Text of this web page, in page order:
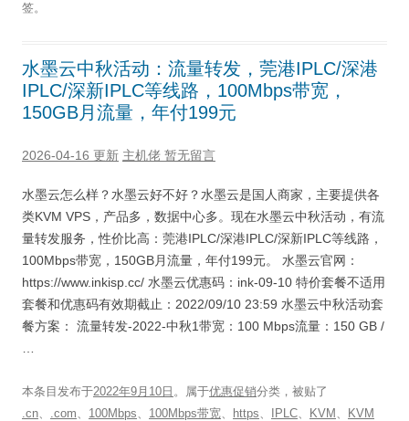
签。
水墨云中秋活动：流量转发，莞港IPLC/深港
IPLC/深新IPLC等线路，100Mbps带宽，
150GB月流量，年付199元
2026-04-16 更新 主机佬 暂无留言
水墨云怎么样？水墨云好不好？水墨云是国人商家，主要提供各
类KVM VPS，产品多，数据中心多。现在水墨云中秋活动，有流
量转发服务，性价比高：莞港IPLC/深港IPLC/深新IPLC等线路，
100Mbps带宽，150GB月流量，年付199元。 水墨云官网：
https://www.inkisp.cc/ 水墨云优惠码：ink-09-10 特价套餐不适用
套餐和优惠码有效期截止：2022/09/10 23:59 水墨云中秋活动套
餐方案： 流量转发-2022-中秋1带宽：100 Mbps流量：150 GB /
本条目发布于2022年9月10日 。属于优惠促销分类，被贴了
.cn、 .com、 100Mbps、 100Mbps带宽、 https、 IPLC、 KVM 、
KVM